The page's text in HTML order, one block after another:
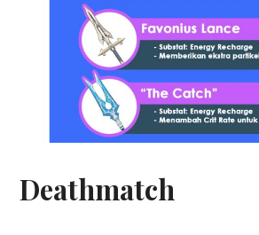
Deathmatch